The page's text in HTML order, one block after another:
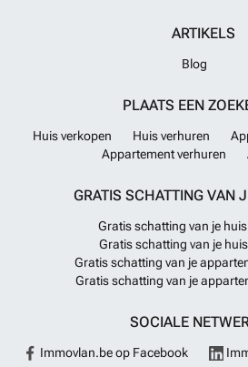
ARTIKELS
Blog
PLAATS EEN
Huis verkopen Huis verhuren
Appartement verhuren
GRATIS SCHATTING VAN
Gratis schatting van je
Gratis schatting van je
Gratis schatting van je
Gratis schatting van je
SOCIALE
Immovlan.be op Facebook